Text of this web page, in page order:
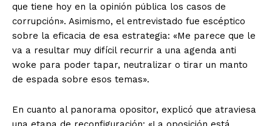
que tiene hoy en la opinión pública los casos de
corrupción». Asimismo, el entrevistado fue escéptico
sobre la eficacia de esa estrategia: «Me parece que le
va a resultar muy difícil recurrir a una agenda anti
woke para poder tapar, neutralizar o tirar un manto
de espada sobre esos temas».
En cuanto al panorama opositor, explicó que atraviesa